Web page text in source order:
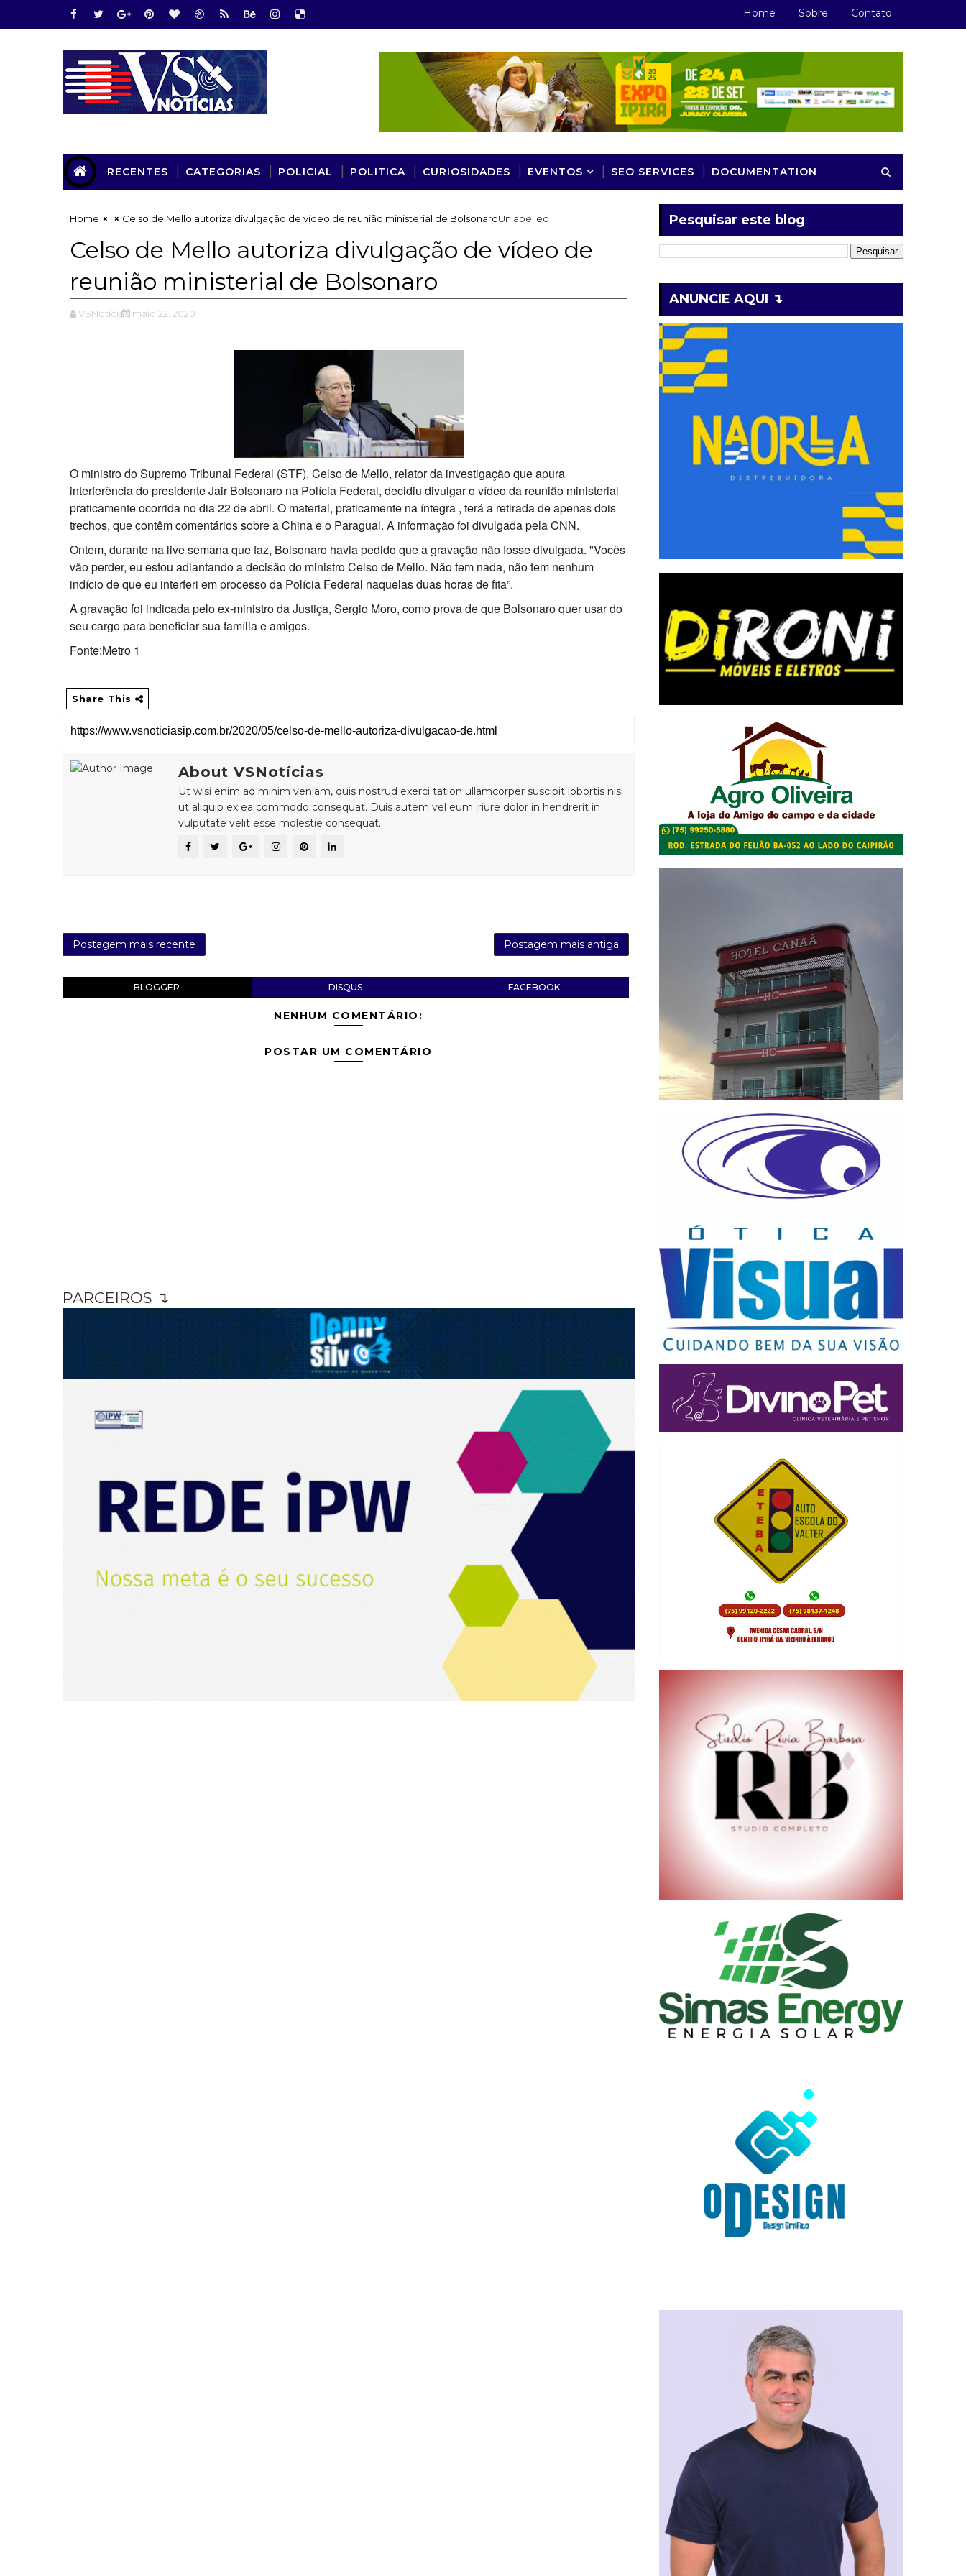
Home Sobre Contato
RECENTES CATEGORIAS POLICIAL POLITICA CURIOSIDADES EVENTOS SEO SERVICES DOCUMENTATION
Home Unlabelled
Celso de Mello autoriza divulgação de vídeo de reunião ministerial de Bolsonaro
Celso de Mello autoriza divulgação de vídeo de
reunião ministerial de Bolsonaro
VSNotícias maio 22, 2020
O ministro do Supremo Tribunal Federal (STF), Celso de Mello, relator da investigação que apura
interferência do presidente Jair Bolsonaro na Polícia Federal, decidiu divulgar o vídeo da reunião ministerial
praticamente ocorrida no dia 22 de abril. O material, praticamente na íntegra , terá a retirada de apenas dois
trechos, que contêm comentários sobre a China e o Paraguai. A informação foi divulgada pela CNN.
Ontem, durante na live semana que faz, Bolsonaro havia pedido que a gravação não fosse divulgada. "Vocês
vão perder, eu estou adiantando a decisão do ministro Celso de Mello. Não tem nada, não tem nenhum
indício de que eu interferi em processo da Polícia Federal naquelas duas horas de fita”.
A gravação foi indicada pelo ex-ministro da Justiça, Sergio Moro, como prova de que Bolsonaro quer usar do
seu cargo para beneficiar sua família e amigos.
Fonte:Metro 1
Share This
About VSNotícias
Ut wisi enim ad minim veniam, quis nostrud exerci tation ullamcorper suscipit lobortis nisl
ut aliquip ex ea commodo consequat. Duis autem vel eum iriure dolor in hendrerit in
vulputate velit esse molestie consequat.
Postagem mais recente Postagem mais antiga
BLOGGER DISQUS FACEBOOK
NENHUM COMENTÁRIO:
POSTAR UM COMENTÁRIO
PARCEIROS ↴
Pesquisar este blog
ANUNCIE AQUI ↴